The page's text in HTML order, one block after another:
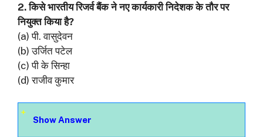
2. किसे भारतीय रिजर्व बैंक ने नए कार्यकारी निदेशक के तौर पर
नियुक्त किया है?
(a) पी. वासुदेवन
(b) उर्जित पटेल
(c) पी के सिन्हा
(d) राजीव कुमार
Show Answer